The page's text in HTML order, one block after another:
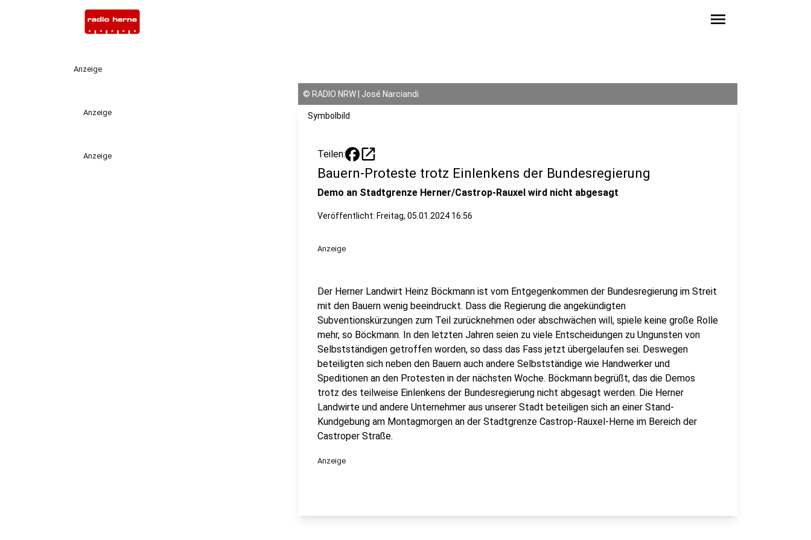
menu
Anzeige
Anzeige
Anzeige
© RADIO NRW | José Narciandi
Symbolbild
Teilen: open_in_new
Bauern-Proteste trotz Einlenkens der Bundesregierung
Demo an Stadtgrenze Herner/Castrop-Rauxel wird nicht abgesagt
Veröffentlicht: Freitag, 05.01.2024 16:56
Anzeige
Der Herner Landwirt Heinz Böckmann ist vom Entgegenkommen der Bundesregierung im Streit
mit den Bauern wenig beeindruckt. Dass die Regierung die angekündigten
Subventionskürzungen zum Teil zurücknehmen oder abschwächen will, spiele keine große Rolle
mehr, so Böckmann. In den letzten Jahren seien zu viele Entscheidungen zu Ungunsten von
Selbstständigen getroffen worden, so dass das Fass jetzt übergelaufen sei. Deswegen
beteiligten sich neben den Bauern auch andere Selbstständige wie Handwerker und
Speditionen an den Protesten in der nächsten Woche. Böckmann begrüßt, das die Demos
trotz des teilweise Einlenkens der Bundesregierung nicht abgesagt werden. Die Herner
Landwirte und andere Unternehmer aus unserer Stadt beteiligen sich an einer Stand-
Kundgebung am Montagmorgen an der Stadtgrenze Castrop-Rauxel-Herne im Bereich der
Castroper Straße.
Anzeige